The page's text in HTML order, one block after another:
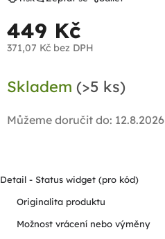
449 Kč
371,07 Kč bez DPH
cena:
Skladem (>5 ks)
Můžeme doručit do: 12.8.2026
Detail - Status widget (pro kód)
Originalita produktu
Možnost vrácení nebo výměny